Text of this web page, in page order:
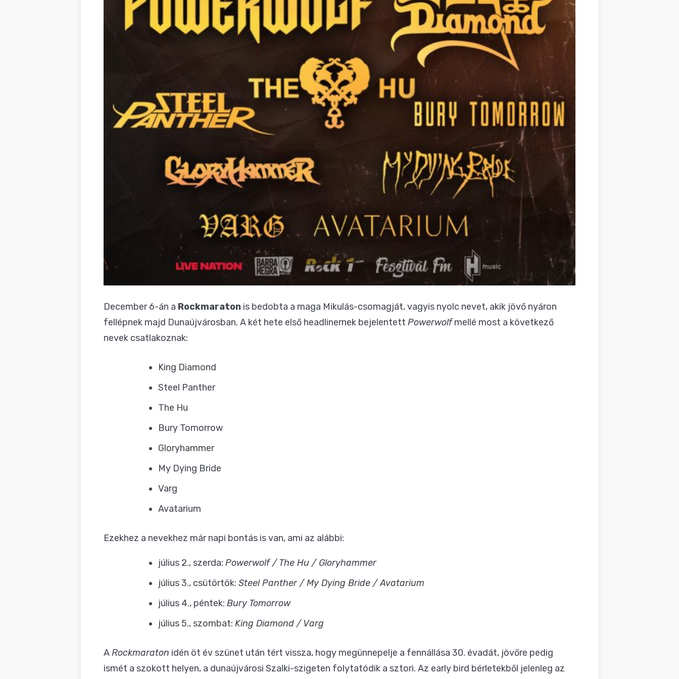
December 6-án a Rockmaraton is bedobta a maga Mikulás-csomagját, vagyis nyolc nevet, akik jövő nyáron
fellépnek majd Dunaújvárosban. A két hete első headlinernek bejelentett Powerwolfmellé most a következő
nevek csatlakoznak:
King Diamond
Steel Panther
The Hu
Bury Tomorrow
Gloryhammer
My Dying Bride
Varg
Avatarium
Ezekhez a nevekhez már napi bontás is van, ami az alábbi:
július 2., szerda: Powerwolf / The Hu / Gloryhammer
július 3., csütörtök: Steel Panther / My Dying Bride / Avatarium
július 4., péntek: Bury Tomorrow
július 5., szombat: King Diamond / Varg
ARockmaraton idén öt év szünet után tért vissza, hogy megünnepelje a fennállása 30. évadát, jövőre pedig
ismét a szokott helyen, a dunaújvárosi Szalki-szigeten folytatódik a sztori. Az early bird bérletekből jelenleg az